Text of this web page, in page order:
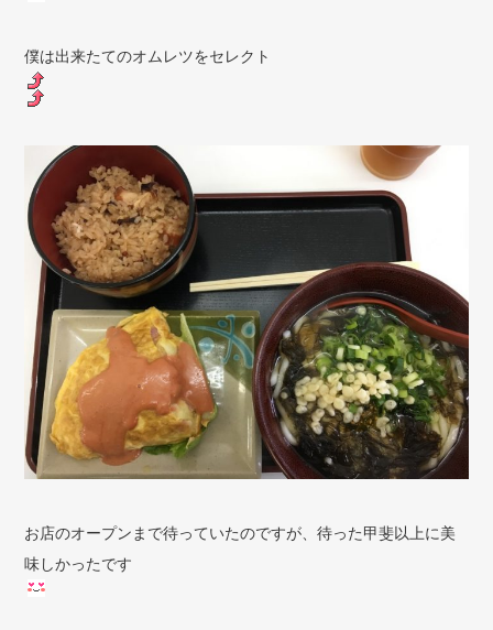
僕は出来たてのオムレツをセレクト
お店のオープンまで待っていたのですが、待った甲斐以上に美
味しかったです